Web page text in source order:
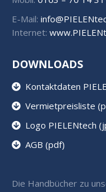
E-Mail:
Internet:
DOWNLOADS
Kontaktdaten
Vermietpreisliste
Logo PIELENtech
AGB (pdf)
Die Handbücher zu